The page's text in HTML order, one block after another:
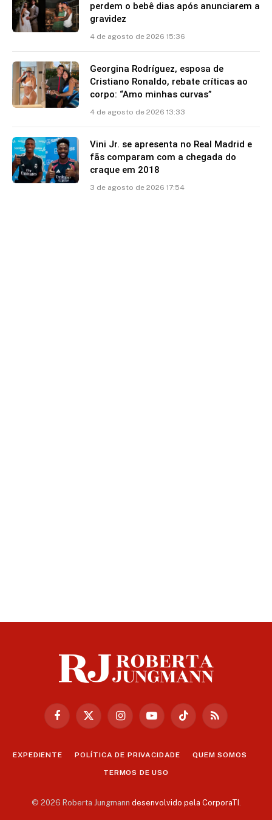
perdem o bebê dias após anunciarem a
gravidez
4 de agosto de 2026 15:36
Georgina Rodríguez, esposa de
Cristiano Ronaldo, rebate críticas ao
corpo: “Amo minhas curvas”
4 de agosto de 2026 13:33
Vini Jr. se apresenta no Real Madrid e
fãs comparam com a chegada do
craque em 2018
3 de agosto de 2026 17:54
Facebook
X
InstagramYouTubeTikTok RSS
EXPEDIENTE POLÍTICA DE PRIVACIDADE QUEM SOMOS
TERMOS DE USO
© 2026 Roberta Jungmann desenvolvido pela CorporaTI .